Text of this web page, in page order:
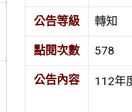
公告等級 轉知
點閱次數 578
公告內容 112年